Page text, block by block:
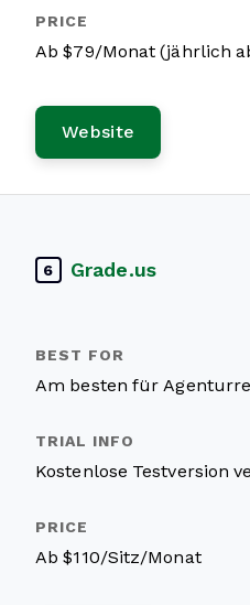
Ab $79/Monat (jährlich
Website
6 Grade.us
Am besten für
Kostenlose Testversion
Ab $110/Sitz/Monat